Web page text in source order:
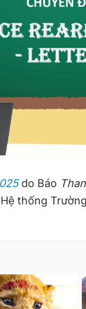
do Báo
thống